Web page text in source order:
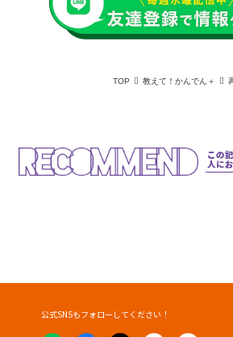
TOP 教えて！かんでん＋
この
人に
公式SNSもフォローしてください！